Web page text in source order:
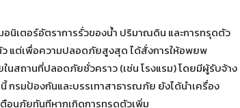
อนิเตอร์อัตราการรั่วของน้ำ ปริมาณดิน และการทรุดตัว
ว แต่เพื่อความปลอดภัยสูงสุด ได้สั่งการให้อพยพ
นสถานที่ปลอดภัยชั่วคราว (เช่น โรงแรม) โดยมีผู้รับจ้าง
กรมป้องกันและบรรเทาสาธารณภัย ยังได้นำเครื่อง
อนภัยทันทีหากเกิดการทรุดตัวเพิ่ม